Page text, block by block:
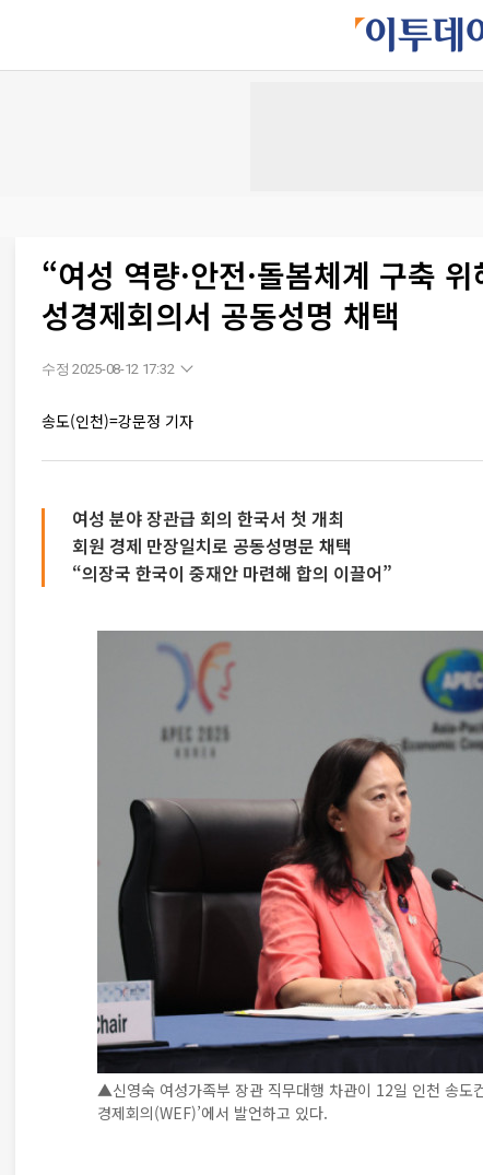
“여성 역량·안전·돌봄체계 구축
성경제회의서 공동성명 채택
수정 2025-08-12 17:32
송도(인천)=강문정 기자
여성 분야 장관급 회의 한국서 첫 개최
회원 경제 만장일치로 공동성명문 채택
“의장국 한국이 중재안 마련해 합의 이끌어”
▲신영숙 여성가족부 장관 직무대행 차관이 12일 인천 송도
경제회의(WEF)’에서 발언하고 있다.